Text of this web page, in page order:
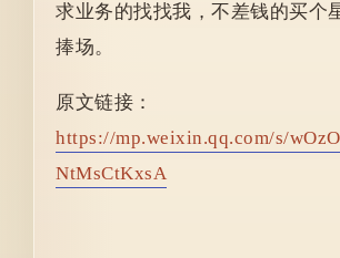
求业务的找找我，不差钱的买个
捧场。
原文链接：
https://mp.weixin.qq.com/s/
NtMsCtKxsA